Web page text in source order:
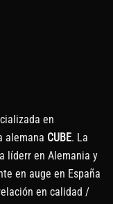
en
alemana CUBE. La
líderr en Alemania y
en auge en España
en calidad /